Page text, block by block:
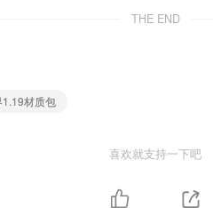
THE END
材质包
喜欢就支持一下吧